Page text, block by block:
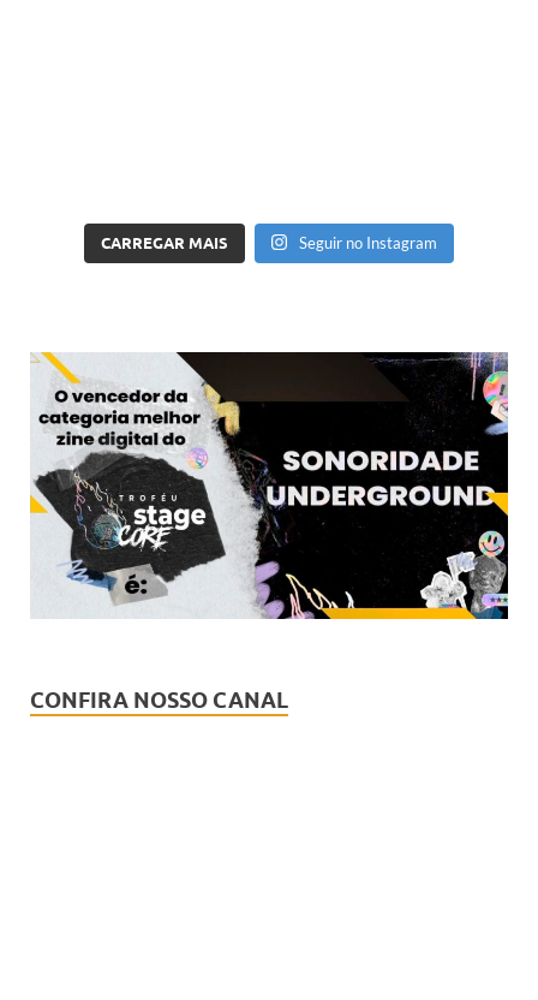
CARREGAR MAIS Seguir no Instagram
CONFIRA NOSSO CANAL